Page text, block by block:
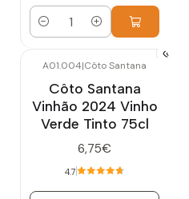
Quantidade
A01.004|Côto Santana
Côto Santana
Vinhão 2024 Vinho
Verde Tinto 75cl
6,75€
4.7